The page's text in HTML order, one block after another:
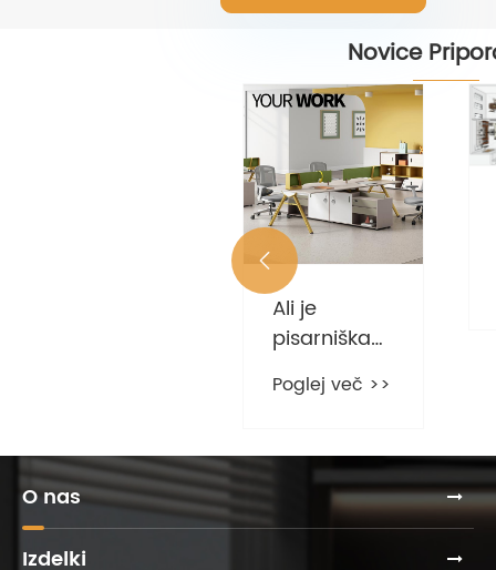
Novice
Ali je
pisarniška
postaja
pisarniški
mizi?
Poglej več >>

O nas
Izdelki